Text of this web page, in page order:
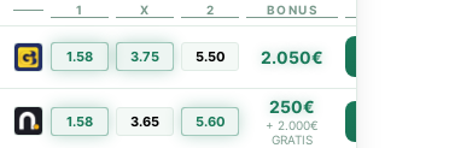
1 X 2 BONUS
1.58 3.75 5.50 2.050€
1.58 3.65 5.60
250€
+ 2.000€
GRATIS